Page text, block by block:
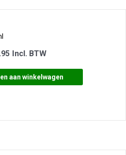
Incl. BTW
aan winkelwagen